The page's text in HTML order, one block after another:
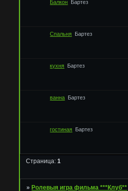
Балкон Бартез
Спальня Бартез
кухня Бартез
ванна Бартез
гостиная Бартез
Страница:1
»Ролевыя игра фильма ***Клуб**